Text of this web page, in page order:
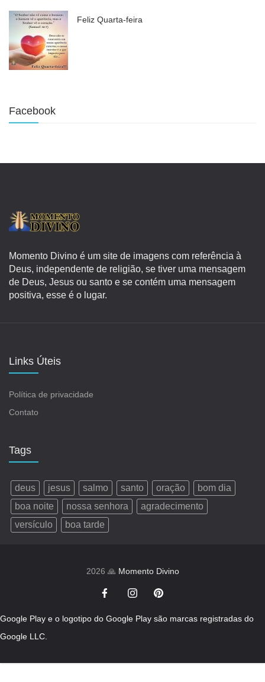
Feliz Quarta-feira
Facebook
Momento Divino é um site de imagens com referência à
Deus, independente de religião, se tiver uma mensagem
de Deus, Jesus ou santo e se contém uma mensagem
positiva, esse é o lugar.
Links Úteis
Política de privacidade
Contato
Tags
deus jesus salmo santo oração
bom dia
boa noite
nossa senhora
agradecimento
versículo
boa tarde
2026 🙏 Momento Divino
Google Play e o logotipo do Google Play são marcas registradas do
Google LLC.